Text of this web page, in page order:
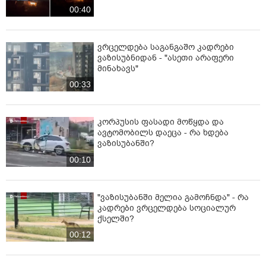
00:40
00:33
ვრცელდება საგანგაშო კადრები
ვაზისუბნიდან - "ასეთი არაფერი
მინახავს"
00:10
კორპუსის ფასადი მოწყდა და
ავტომობილს დაეცა - რა ხდება
ვაზისუბანში?
00:12
"ვაზისუბანში მელია გამოჩნდა" - რა
კადრები ვრცელდება სოციალურ
ქსელში?